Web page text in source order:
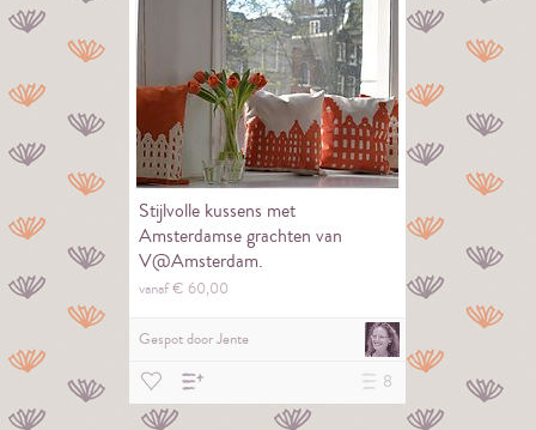
Stijlvolle kussens met
Amsterdamse grachten van
V@Amsterdam.
vanaf € 60,00
Gespot doorJente
8